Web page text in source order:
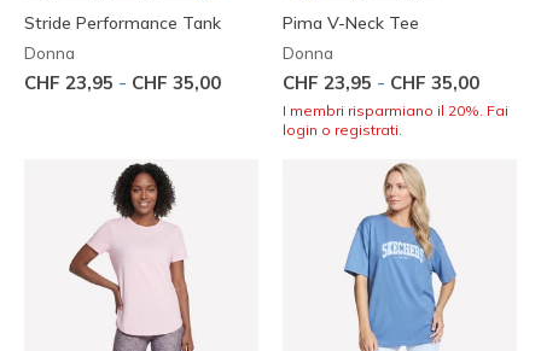
Stride Performance Tank
Donna
CHF 23,95 - CHF 35,00
Pima V-Neck Tee
Donna
CHF 23,95 - CHF 35,00
I membri risparmiano il 20%. Fai
login o registrati.